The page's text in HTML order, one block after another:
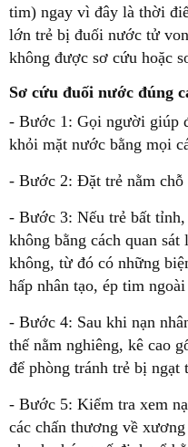
tim) ngay vì đây là thời
lớn trẻ bị đuối nước tử
không được sơ cứu hoặc
Sơ cứu đuối nước đúng
- Bước 1: Gọi người giúp
khỏi mặt nước bằng mọi
- Bước 2: Đặt trẻ nằm chỗ
- Bước 3: Nếu trẻ bất
không bằng cách quan
không, từ đó có những
hấp nhân tạo, ép tim
- Bước 4: Sau khi nạn
thế nằm nghiêng, kê cao
để phòng tránh trẻ bị ngạt
- Bước 5: Kiểm tra xem
các chấn thương về